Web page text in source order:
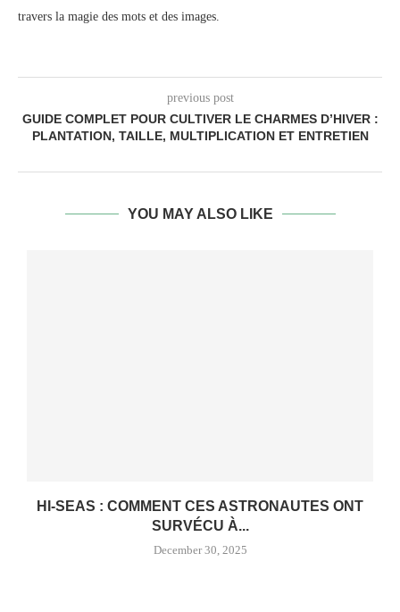
travers la magie des mots et des images.
previous post
GUIDE COMPLET POUR CULTIVER LE CHARMES D’HIVER :
PLANTATION, TAILLE, MULTIPLICATION ET ENTRETIEN
YOU MAY ALSO LIKE
HI-SEAS : COMMENT CES ASTRONAUTES ONT
SURVÉCU À...
December 30, 2025